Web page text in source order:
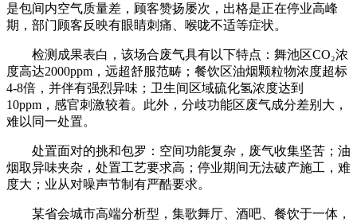
是包间内空气质量差，顾客赞扬屡次，出格是正在停业高峰
期，部门顾客反映有眼睛刺痛、喉咙不适等症状。
检测成果表白，该场合废气具有以下特点：舞池区CO₂浓
度高达2000ppm，远超舒服范畴；餐饮区油烟颗粒物浓度超标
4-8倍，并伴有强烈异味；卫生间区域硫化氢浓度达到
10ppm，感官刺激较着。此外，分歧功能区废气成分差别大，
难以同一处置。
处置面对的挑和包罗：空间功能复杂，废气收集坚苦；油
烟取异味夹杂，处置工艺要求高；停业期间无法破产施工，难
度大；业从对噪声节制有严酷要求。
某省会城市高端分析型，集歌舞厅、酒吧、餐饮于一体，